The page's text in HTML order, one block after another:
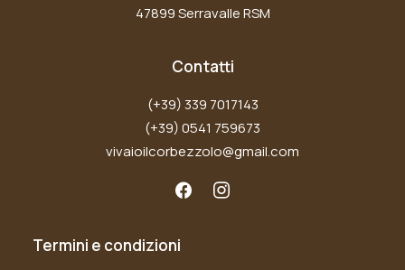
47899 Serravalle RSM
Contatti
(+39) 339 7017143
(+39) 0541 759673
vivaioilcorbezzolo@gmail.com
Termini e condizioni